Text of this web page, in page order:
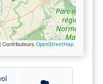
OpenStreetMap